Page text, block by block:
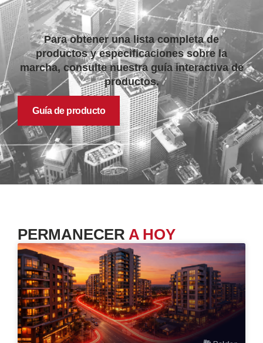
Para obtener una lista completa de
productos y especificaciones sobre la
marcha, consulte nuestra guía interactiva de
productos.
Guía de producto
PERMANECER A HOY